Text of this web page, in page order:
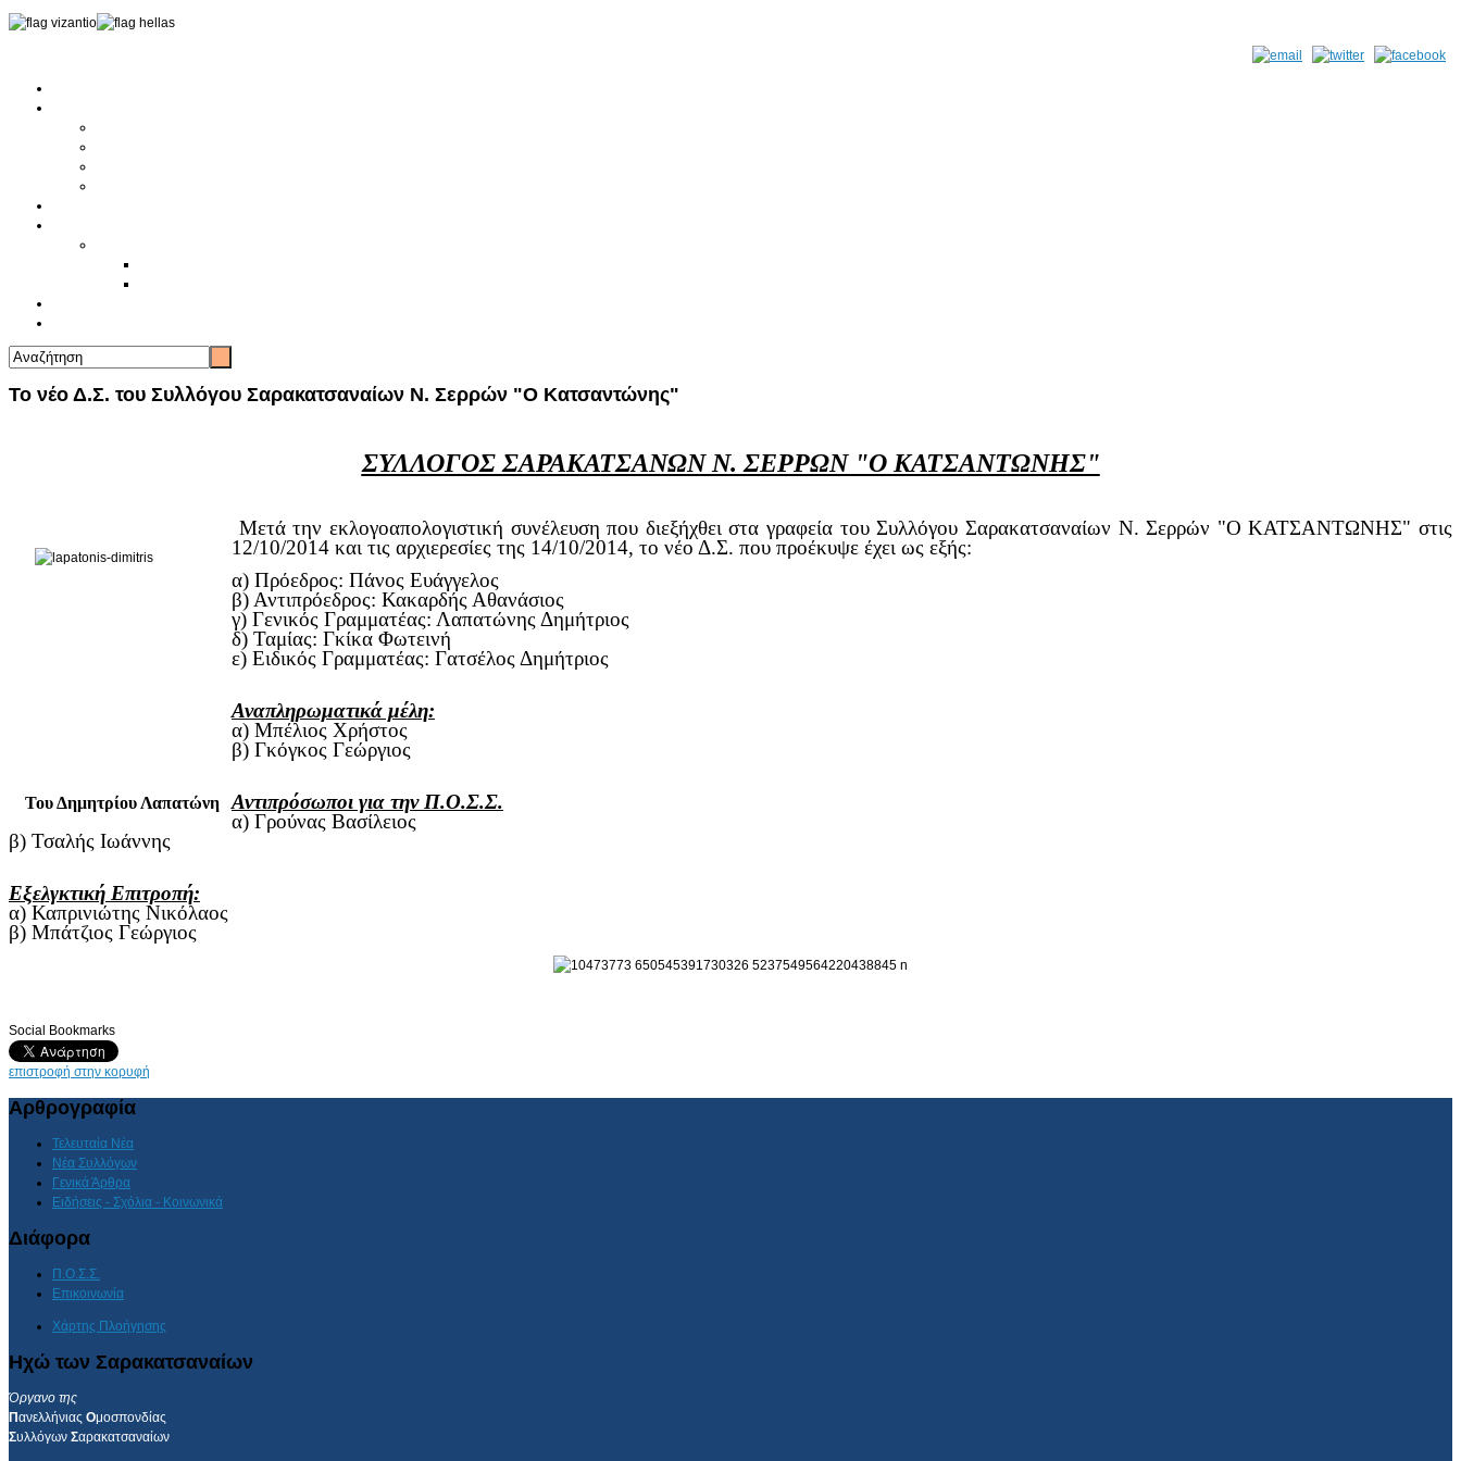
Το νέο Δ.Σ. του Συλλόγου Σαρακατσαναίων Ν. Σερρών "Ο Κατσαντώνης"
ΣΥΛΛΟΓΟΣ ΣΑΡΑΚΑΤΣΑΝΩΝ Ν. ΣΕΡΡΩΝ "Ο ΚΑΤΣΑΝΤΩΝΗΣ"
Του Δημητρίου Λαπατώνη
Μετά την εκλογοαπολογιστική συνέλευση που διεξήχθει στα γραφεία του Συλλόγου Σαρακατσαναίων Ν. Σερρών "Ο ΚΑΤΣΑΝΤΩΝΗΣ" στις
12/10/2014 και τις αρχιερεσίες της 14/10/2014, το νέο Δ.Σ. που προέκυψε έχει ως εξής:
α) Πρόεδρος: Πάνος Ευάγγελος
β) Αντιπρόεδρος: Κακαρδής Αθανάσιος
γ) Γενικός Γραμματέας: Λαπατώνης Δημήτριος
δ) Ταμίας: Γκίκα Φωτεινή
ε) Ειδικός Γραμματέας: Γατσέλος Δημήτριος
Αναπληρωματικά μέλη:
α) Μπέλιος Χρήστος
β) Γκόγκος Γεώργιος
Αντιπρόσωποι για την Π.Ο.Σ.Σ.
α) Γρούνας Βασίλειος
β) Τσαλής Ιωάννης
Εξελγκτική Επιτροπή:
α) Καπρινιώτης Νικόλαος
β) Μπάτζιος Γεώργιος
Social Bookmarks
επιστροφή στην κορυφή
Αρθρογραφία
Τελευταία Νέα
Νέα Συλλόγων
Γενικά Άρθρα
Ειδήσεις - Σχόλια - Κοινωνικά
Διάφορα
Π.Ο.Σ.Σ.
Επικοινωνία
Χάρτης Πλοήγησης
Ηχώ των Σαρακατσαναίων
Όργανο της
Πανελλήνιας Ομοσπονδίας
Συλλόγων Σαρακατσαναίων